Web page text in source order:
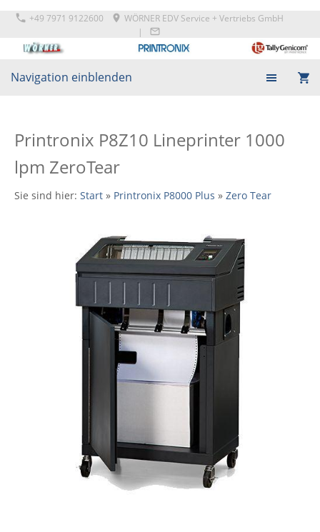
+49 7971 9122600
WÖRNER EDV Service + Vertriebs GmbH
|
Navigation einblenden
Printronix P8Z10 Lineprinter 1000
lpm ZeroTear
Sie sind hier: Start » Printronix P8000 Plus » Zero Tear